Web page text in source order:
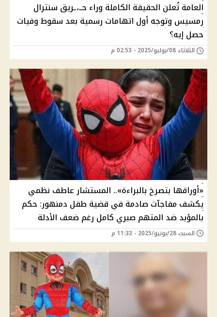
العامة تُعلن الحقيقة الكاملة وراء حــ،ـريق سنترال
رمسيس وتوجه أول اتهامات رسمية بعد سقوط وفيات
حصل إيه؟
الثلاثاء 08/يوليو/2025 - 02:53 م
«أوراقها بتصرخ بالبراءة».. المستشار عاطف نظمي
يكشف مفاجآت صادمة في قضية طفل دمنهور: حكم
بالمؤبد ضد المتهم صبري كامل رغم ضعف الأدلة
السبت 28/يونيو/2025 - 11:33 م